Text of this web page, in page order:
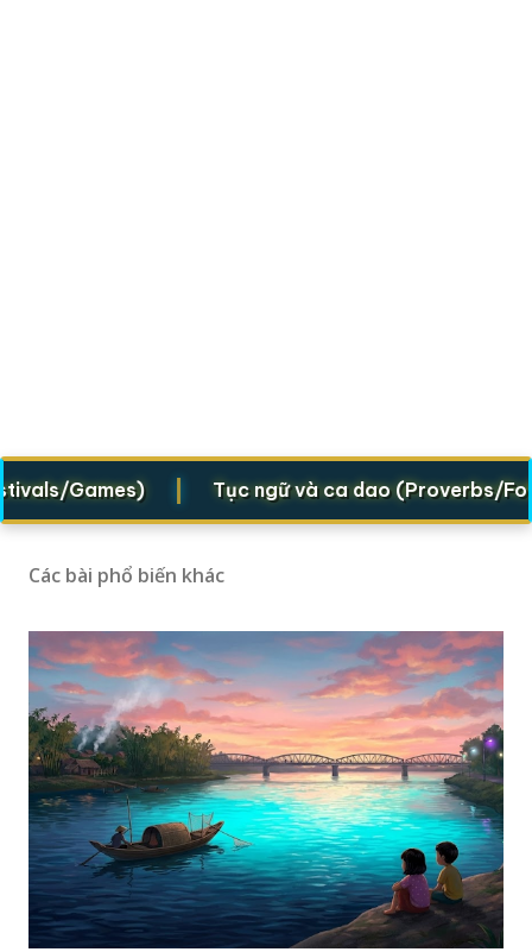
Games) | Tục ngữ và ca dao (Proverbs/Folk
Các bài phổ biến khác